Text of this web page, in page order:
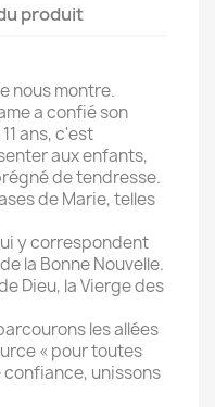
produit
nous montre.
a confié son
ans, c'est
aux enfants,
de tendresse.
de Marie, telles
y correspondent
la Bonne Nouvelle.
Dieu, la Vierge des
les allées
« pour toutes
confiance, unissons